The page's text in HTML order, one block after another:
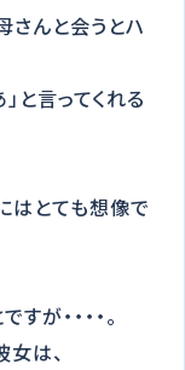
さんと会うとハ
と言ってくれる
はとても想像で
が・・・・。
は、